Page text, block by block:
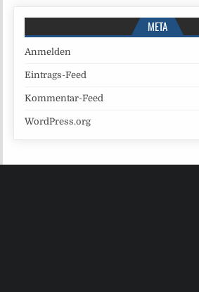
META
Anmelden
Eintrags-Feed
Kommentar-Feed
WordPress.org